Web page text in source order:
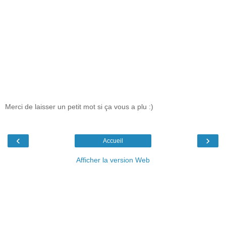
Merci de laisser un petit mot si ça vous a plu :)
‹ ›
Accueil
Afficher la version Web